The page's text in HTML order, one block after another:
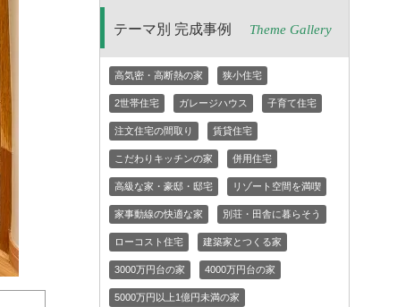
テーマ別 完成事例 Theme Gallery
高気密・高断熱の家 狭小住宅
2世帯住宅 ガレージハウス 子育て住宅
注文住宅の間取り 賃貸住宅
こだわりキッチンの家 併用住宅
高級な家・豪邸・邸宅 リゾート空間を満喫
家事動線の快適な家 別荘・田舎に暮らそう
ローコスト住宅 建築家とつくる家
3000万円台の家 4000万円台の家
5000万円以上1億円未満の家